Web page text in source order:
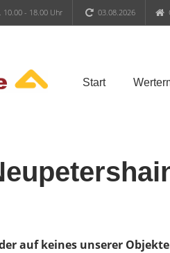
10.00 - 18.00 Uhr 03.08.2026
Start
auf keines unserer